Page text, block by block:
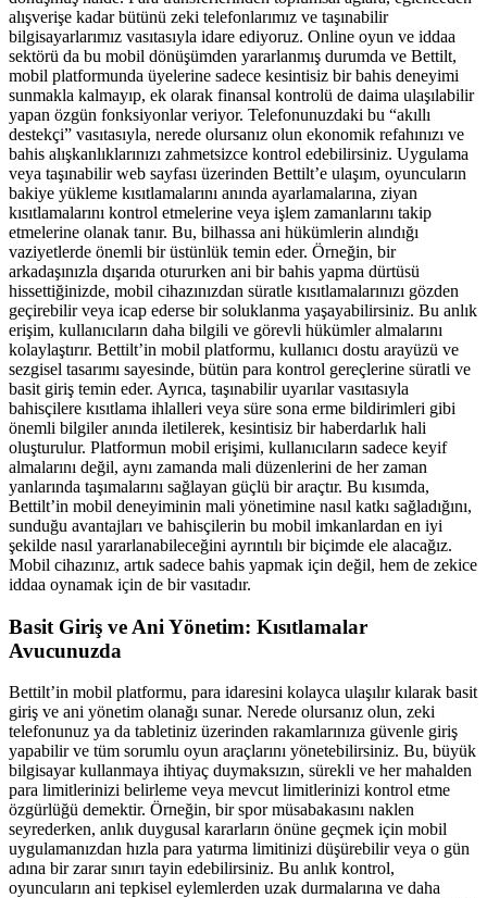
alışverişe kadar bütünü zeki telefonlarımız ve taşınabilir
bilgisayarlarımız vasıtasıyla idare ediyoruz. Online oyun ve iddaa
sektörü da bu mobil dönüşümden yararlanmış durumda ve Bettilt,
mobil platformunda üyelerine sadece kesintisiz bir bahis deneyimi
sunmakla kalmayıp, ek olarak finansal kontrolü de daima ulaşılabilir
yapan özgün fonksiyonlar veriyor. Telefonunuzdaki bu “akıllı
destekçi” vasıtasıyla, nerede olursanız olun ekonomik refahınızı ve
bahis alışkanlıklarınızı zahmetsizce kontrol edebilirsiniz. Uygulama
veya taşınabilir web sayfası üzerinden Bettilt’e ulaşım, oyuncuların
bakiye yükleme kısıtlamalarını anında ayarlamalarına, ziyan
kısıtlamalarını kontrol etmelerine veya işlem zamanlarını takip
etmelerine olanak tanır. Bu, bilhassa ani hükümlerin alındığı
vaziyetlerde önemli bir üstünlük temin eder. Örneğin, bir
arkadaşınızla dışarıda otururken ani bir bahis yapma dürtüsü
hissettiğinizde, mobil cihazınızdan süratle kısıtlamalarınızı gözden
geçirebilir veya icap ederse bir soluklanma yaşayabilirsiniz. Bu anlık
erişim, kullanıcıların daha bilgili ve görevli hükümler almalarını
kolaylaştırır. Bettilt’in mobil platformu, kullanıcı dostu arayüzü ve
sezgisel tasarımı sayesinde, bütün para kontrol gereçlerine süratli ve
basit giriş temin eder. Ayrıca, taşınabilir uyarılar vasıtasıyla
bahisçilere kısıtlama ihlalleri veya süre sona erme bildirimleri gibi
önemli bilgiler anında iletilerek, kesintisiz bir haberdarlık hali
oluşturulur. Platformun mobil erişimi, kullanıcıların sadece keyif
almalarını değil, aynı zamanda mali düzenlerini de her zaman
yanlarında taşımalarını sağlayan güçlü bir araçtır. Bu kısımda,
Bettilt’in mobil deneyiminin mali yönetimine nasıl katkı sağladığını,
sunduğu avantajları ve bahisçilerin bu mobil imkanlardan en iyi
şekilde nasıl yararlanabileceğini ayrıntılı bir biçimde ele alacağız.
Mobil cihazınız, artık sadece bahis yapmak için değil, hem de zekice
iddaa oynamak için de bir vasıtadır.
Basit Giriş ve Ani Yönetim: Kısıtlamalar
Avucunuzda
Bettilt’in mobil platformu, para idaresini kolayca ulaşılır kılarak basit
giriş ve ani yönetim olanağı sunar. Nerede olursanız olun, zeki
telefonunuz ya da tabletiniz üzerinden rakamlarınıza güvenle giriş
yapabilir ve tüm sorumlu oyun araçlarını yönetebilirsiniz. Bu, büyük
bilgisayar kullanmaya ihtiyaç duymaksızın, sürekli ve her mahalden
para limitlerinizi belirleme veya mevcut limitlerinizi kontrol etme
özgürlüğü demektir. Örneğin, bir spor müsabakasını naklen
seyrederken, anlık duygusal kararların önüne geçmek için mobil
uygulamanızdan hızla para yatırma limitinizi düşürebilir veya o gün
adına bir zarar sınırı tayin edebilirsiniz. Bu anlık kontrol,
oyuncuların ani tepkisel eylemlerden uzak durmalarına ve daha